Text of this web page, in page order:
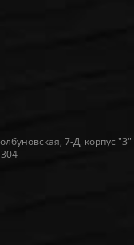
7-Д, корпус